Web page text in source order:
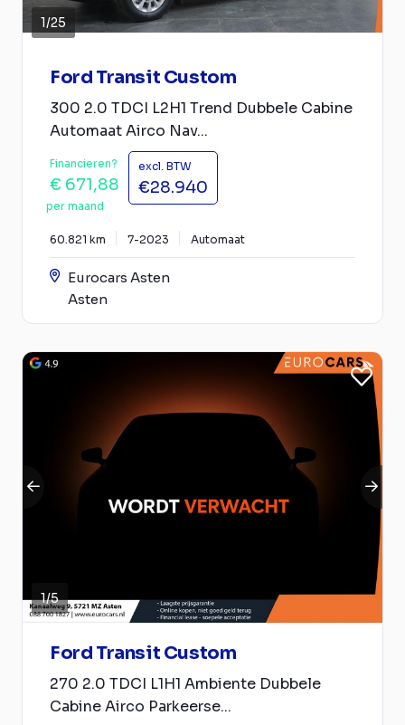
1/25
Ford Transit Custom
300 2.0 TDCI L2H1 Trend Dubbele Cabine
Automaat Airco Nav...
Financieren?
€ 671,88
per maand
excl. BTW
€28.940
60.821 km 7-2023 Automaat
Eurocars Asten
Asten
1/5
Ford Transit Custom
270 2.0 TDCI L1H1 Ambiente Dubbele
Cabine Airco Parkeerse...